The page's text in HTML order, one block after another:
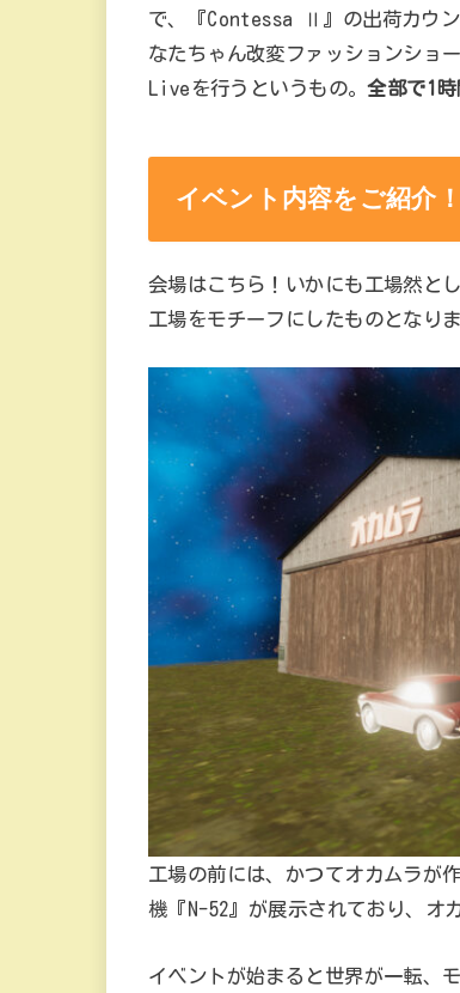
で、『Contessa Ⅱ』の出荷カウ
なたちゃん改変ファッションショ
Liveを行うというもの。全部で1
イベント内容をご紹介！
会場はこちら！いかにも工場然と
工場をモチーフにしたものとなりま
工場の前には、かつてオカムラが
機『N-52』が展示されており、オ
イベントが始まると世界が一転、